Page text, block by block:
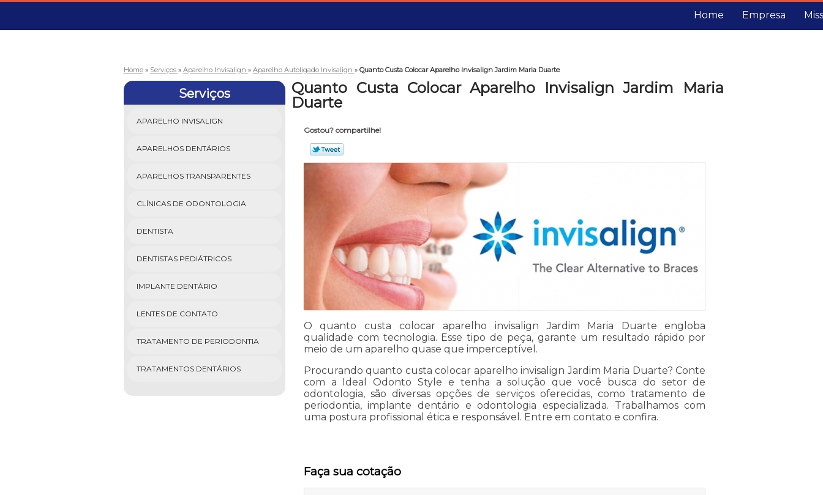
Home Empresa
Home » Serviços » Aparelho Invisalign » Aparelho Autoligado Invisalign » Quanto Custa Colocar Aparelho Invisalign Jardim Maria Duarte
Serviços
APARELHO INVISALIGN
APARELHOS DENTÁRIOS
APARELHOS TRANSPARENTES
CLÍNICAS DE ODONTOLOGIA
DENTISTA
DENTISTAS PEDIÁTRICOS
IMPLANTE DENTÁRIO
LENTES DE CONTATO
TRATAMENTO DE PERIODONTIA
TRATAMENTOS DENTÁRIOS
Quanto Custa Colocar Aparelho Invisalign Jardim Maria
Duarte
Gostou? compartilhe!
O quanto custa colocar aparelho invisalign Jardim Maria Duarte engloba
qualidade com tecnologia. Esse tipo de peça, garante um resultado rápido por
meio de um aparelho quase que imperceptível.
Procurando quanto custa colocar aparelho invisalign Jardim Maria Duarte? Conte
com a Ideal Odonto Style e tenha a solução que você busca do setor de
odontologia, são diversas opções de serviços oferecidas, como tratamento de
periodontia, implante dentário e odontologia especializada. Trabalhamos com
uma postura profissional ética e responsável. Entre em contato e confira.
Faça sua cotação